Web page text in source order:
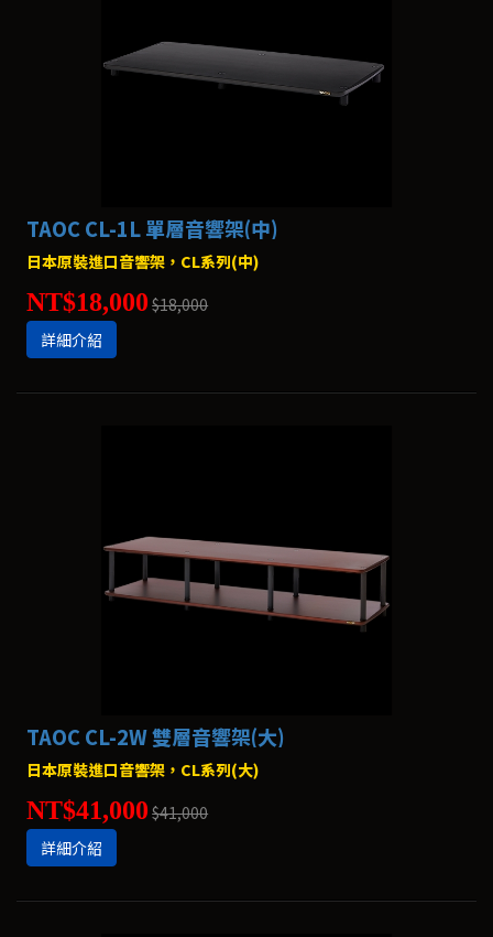
TAOC CL-1L 單層音響架(中)
日本原裝進口音響架，CL系列(中)
NT$18,000 $18,000
詳細介紹
TAOC CL-2W 雙層音響架(大)
日本原裝進口音響架，CL系列(大)
NT$41,000 $41,000
詳細介紹